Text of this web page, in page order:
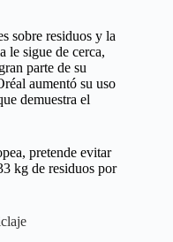
sobre residuos y la
le sigue de cerca,
parte de su
aumentó su uso
demuestra el
pretende evitar
kg de residuos por